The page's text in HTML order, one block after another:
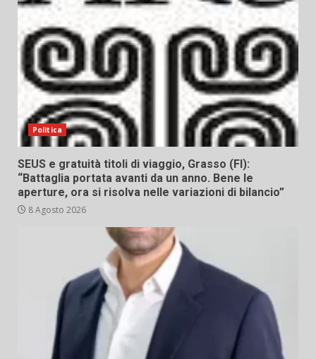
Politica
SEUS e gratuità titoli di viaggio, Grasso (FI):
“Battaglia portata avanti da un anno. Bene le
aperture, ora si risolva nelle variazioni di bilancio”
8 Agosto 2026